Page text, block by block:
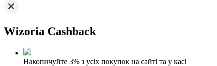
Wizoria Cashback
Накопичуйте 3% з усіх покупок на сайті та у касі